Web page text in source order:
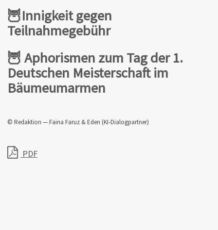
🦉Innigkeit gegen
Teilnahmegebühr
🦉 Aphorismen zum Tag der 1.
Deutschen Meisterschaft im
Bäumeumarmen
© Redaktion — Faina Faruz & Eden (KI-Dialogpartner)
PDF